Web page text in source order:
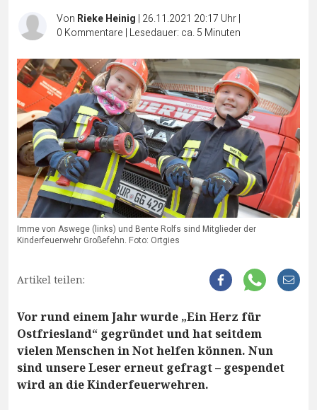
Von Rieke Heinig | 26.11.2021 20:17 Uhr|
0 Kommentare | Lesedauer: ca. 5 Minuten
Imme von Aswege (links) und Bente Rolfs sind Mitglieder der
Kinderfeuerwehr Großefehn. Foto: Ortgies
Artikel teilen:
Vor rund einem Jahr wurde „Ein Herz für
Ostfriesland“ gegründet und hat seitdem
vielen Menschen in Not helfen können. Nun
sind unsere Leser erneut gefragt – gespendet
wird an die Kinderfeuerwehren.